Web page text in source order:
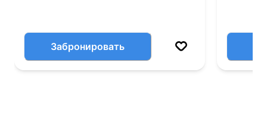
Забронировать